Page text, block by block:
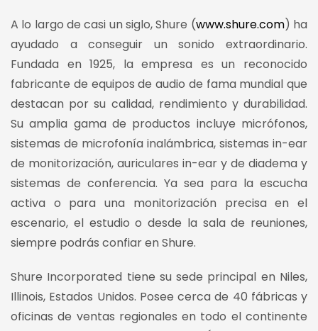
A lo largo de casi un siglo, Shure (www.shure.com) ha
ayudado a conseguir un sonido extraordinario.
Fundada en 1925, la empresa es un reconocido
fabricante de equipos de audio de fama mundial que
destacan por su calidad, rendimiento y durabilidad.
Su amplia gama de productos incluye micrófonos,
sistemas de microfonía inalámbrica, sistemas in-ear
de monitorización, auriculares in-ear y de diadema y
sistemas de conferencia. Ya sea para la escucha
activa o para una monitorización precisa en el
escenario, el estudio o desde la sala de reuniones,
siempre podrás confiar en Shure.
Shure Incorporated tiene su sede principal en Niles,
Illinois, Estados Unidos. Posee cerca de 40 fábricas y
oficinas de ventas regionales en todo el continente